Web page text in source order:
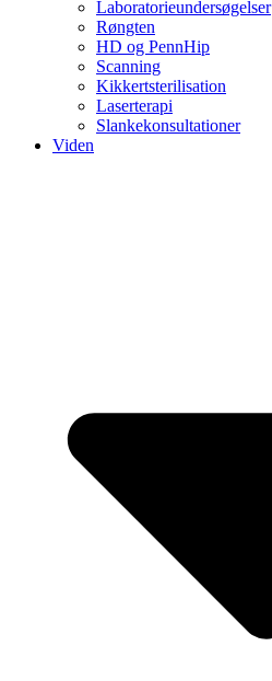
Laboratorieundersøgelser
Røngten
HD og PennHip
Scanning
Kikkertsterilisation
Laserterapi
Slankekonsultationer
Viden